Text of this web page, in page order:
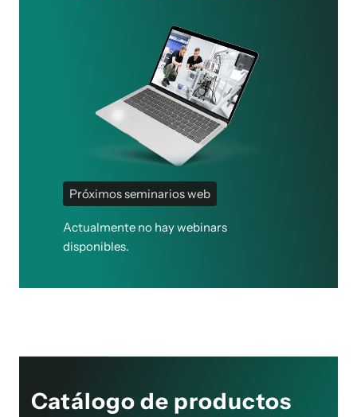
Próximos seminarios web
Actualmente no hay webinars
disponibles.
Catálogo de productos